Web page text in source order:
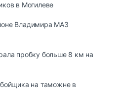
в Могилеве
Владимира МАЗ
пробку больше 8 км на
на таможне в